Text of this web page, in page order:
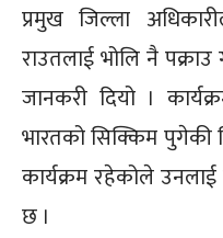
प्रमुख जिल्ला
राउतलाई भोलि नै पक्राउ
जानकरी दियो ।
भारतको सिक्किम पुगेकी
कार्यक्रम रहेकोले उनलाई
छ ।